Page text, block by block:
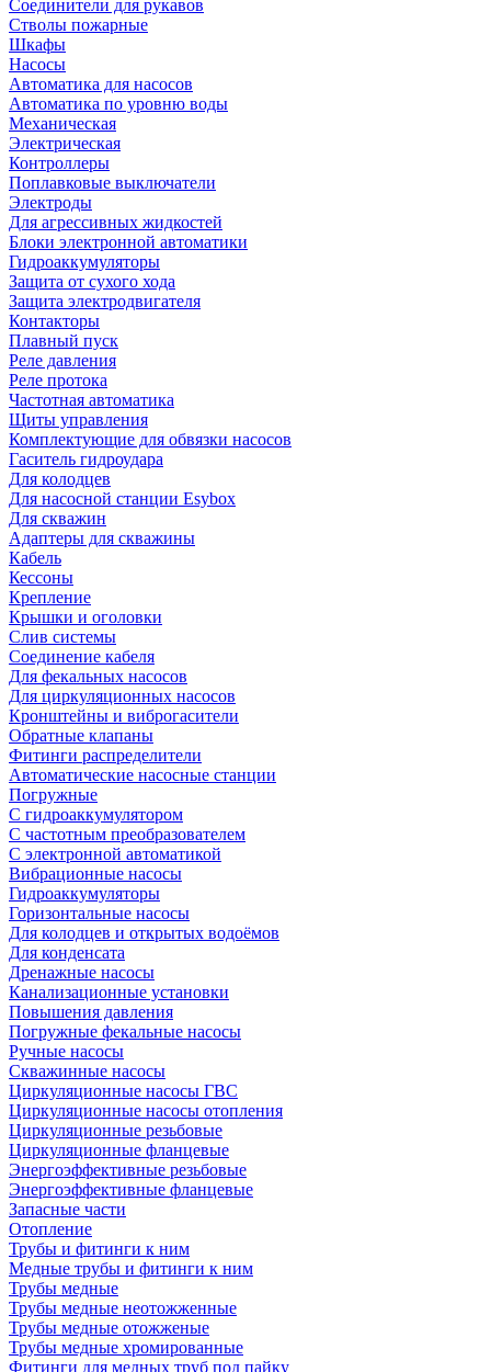
Соединители для рукавов
Стволы пожарные
Шкафы
Насосы
Автоматика для насосов
Автоматика по уровню воды
Механическая
Электрическая
Контроллеры
Поплавковые выключатели
Электроды
Для агрессивных жидкостей
Блоки электронной автоматики
Гидроаккумуляторы
Защита от сухого хода
Защита электродвигателя
Контакторы
Плавный пуск
Реле давления
Реле протока
Частотная автоматика
Щиты управления
Комплектующие для обвязки насосов
Гаситель гидроудара
Для колодцев
Для насосной станции Esybox
Для скважин
Адаптеры для скважины
Кабель
Кессоны
Крепление
Крышки и оголовки
Слив системы
Соединение кабеля
Для фекальных насосов
Для циркуляционных насосов
Кронштейны и виброгасители
Обратные клапаны
Фитинги распределители
Автоматические насосные станции
Погружные
С гидроаккумулятором
С частотным преобразователем
С электронной автоматикой
Вибрационные насосы
Гидроаккумуляторы
Горизонтальные насосы
Для колодцев и открытых водоёмов
Для конденсата
Дренажные насосы
Канализационные установки
Повышения давления
Погружные фекальные насосы
Ручные насосы
Скважинные насосы
Циркуляционные насосы ГВС
Циркуляционные насосы отопления
Циркуляционные резьбовые
Циркуляционные фланцевые
Энергоэффективные резьбовые
Энергоэффективные фланцевые
Запасные части
Отопление
Трубы и фитинги к ним
Медные трубы и фитинги к ним
Трубы медные
Трубы медные неотожженные
Трубы медные отожженые
Трубы медные хромированные
Фитинги для медных труб под пайку